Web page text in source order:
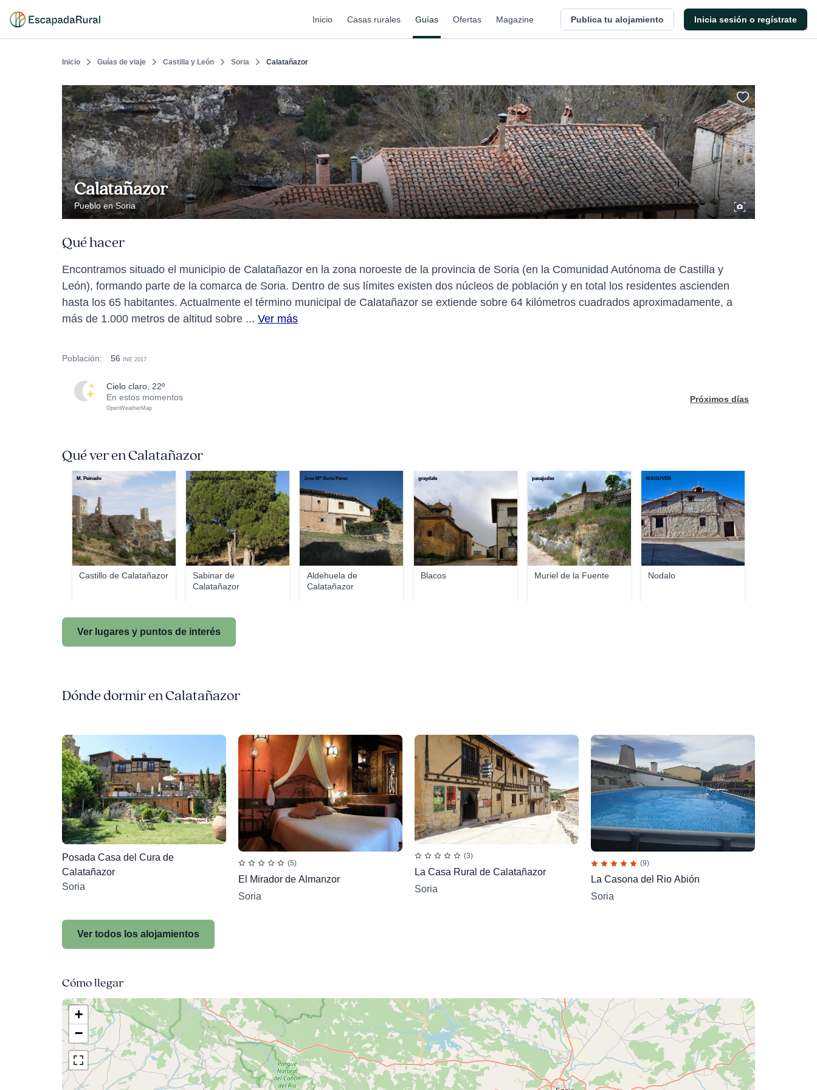
Inicio Casas rurales Guías Ofertas Magazine Publica tu alojamiento Inicia sesión o regístrate
Inicio Guías de viaje Castilla y León Soria Calatañazor
Calatañazor
Pueblo en Soria
Qué hacer
Encontramos situado el municipio de Calatañazor en la zona noroeste de la provincia de Soria (en la Comunidad Autónoma de Castilla y
León), formando parte de la comarca de Soria. Dentro de sus límites existen dos núcleos de población y en total los residentes ascienden
hasta los 65 habitantes. Actualmente el término municipal de Calatañazor se extiende sobre 64 kilómetros cuadrados aproximadamente, a
más de 1.000 metros de altitud sobre ... Ver más
Población: 56 INE 2017
cielo claro, 22º
En estos momentos
OpenWeatherMap
Próximos días
Qué ver en Calatañazor
Castillo de Calatañazor
M. Peinado
Sabinar de
Calatañazor
Luis Fernández García
Aldehuela de
Calatañazor
Jose Mª Soria Perez
Blacos
graydale
Muriel de la Fuente
pacajudez
Nodalo
WAGUVER
Ver lugares y puntos de interés
Dónde dormir en Calatañazor
Posada Casa del Cura de
Calatañazor
Soria
(5)
El Mirador de Almanzor
Soria
(3)
La Casa Rural de Calatañazor
Soria
(9)
La Casona del Rio Abión
Soria
Ver todos los alojamientos
Cómo llegar
+
−